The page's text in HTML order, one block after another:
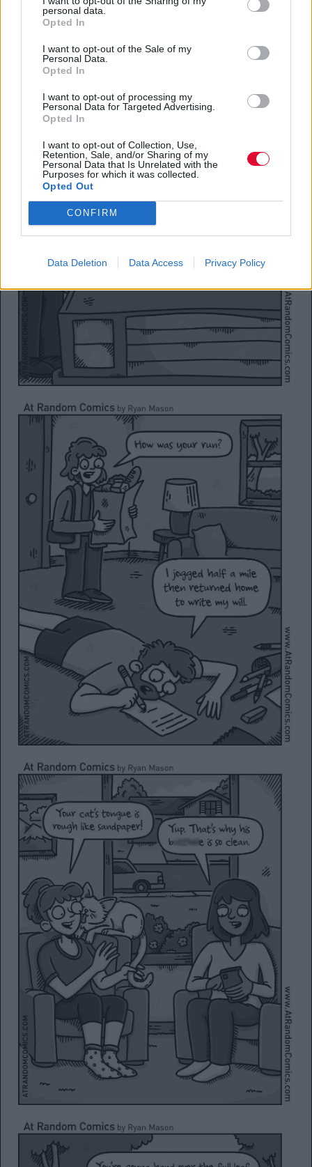
personal data.
Opted In
I want to opt-out of the Sale of my
Personal Data.
Opted In
I want to opt-out of processing my
Personal Data for Targeted Advertising.
Opted In
I want to opt-out of Collection, Use,
Retention, Sale, and/or Sharing of my
Personal Data that Is Unrelated with the
Purposes for which it was collected.
Opted Out
CONFIRM
Data Deletion Data Access Privacy Policy